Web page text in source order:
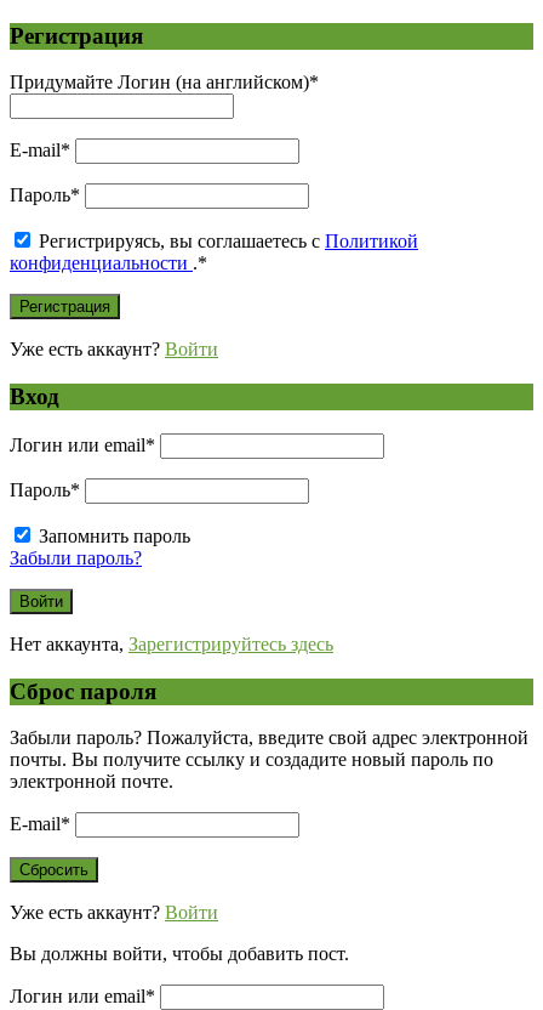
Регистрация
Придумайте Логин (на английском)*
E-mail*
Пароль*
Регистрируясь, вы соглашаетесь с Политикой
конфиденциальности .*
Уже есть аккаунт? Войти
Вход
Логин или email*
Пароль*
Запомнить пароль
Забыли пароль?
Нет аккаунта, Зарегистрируйтесь здесь
Сброс пароля
Забыли пароль? Пожалуйста, введите свой адрес электронной
почты. Вы получите ссылку и создадите новый пароль по
электронной почте.
E-mail*
Уже есть аккаунт? Войти
Вы должны войти, чтобы добавить пост.
Логин или email*